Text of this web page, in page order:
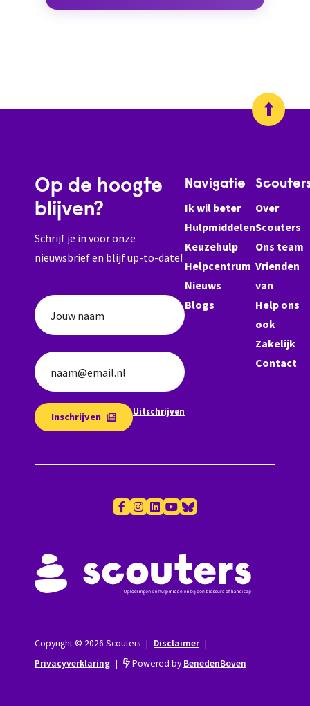
Op de hoogte
blijven?
Schrijf je in voor onze
nieuwsbrief en blijf up-to-date!
Jouw naam
naam@email.nl
Inschrijven Uitschrijven
Navigatie
Ik wil beter
Hulpmiddelen
Keuzehulp
Helpcentrum
Nieuws
Blogs
Over
Scouters
Ons team
Vrienden
van
Help ons
ook
Zakelijk
Contact
Copyright © 2026 Scouters | Disclaimer |
Privacyverklaring | Powered by BenedenBoven